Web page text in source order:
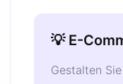
💡 E-
Gestalten